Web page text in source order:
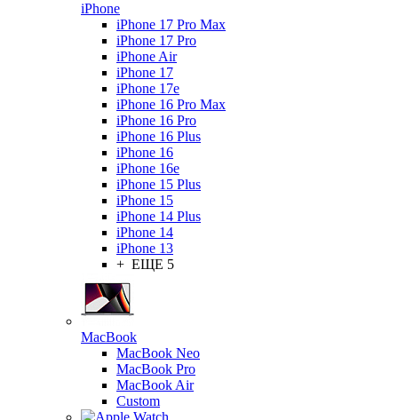
iPhone
iPhone 17 Pro Max
iPhone 17 Pro
iPhone Air
iPhone 17
iPhone 17e
iPhone 16 Pro Max
iPhone 16 Pro
iPhone 16 Plus
iPhone 16
iPhone 16e
iPhone 15 Plus
iPhone 15
iPhone 14 Plus
iPhone 14
iPhone 13
+ ЕЩЕ 5
MacBook
MacBook Neo
MacBook Pro
MacBook Air
Custom